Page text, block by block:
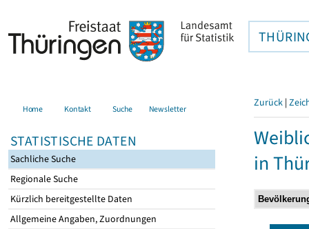
Home Kontakt Suche Newsletter
STATISTISCHE DATEN
Sachliche Suche
Regionale Suche
Kürzlich bereitgestellte Daten
Allgemeine Angaben, Zuordnungen
Zurück |
in